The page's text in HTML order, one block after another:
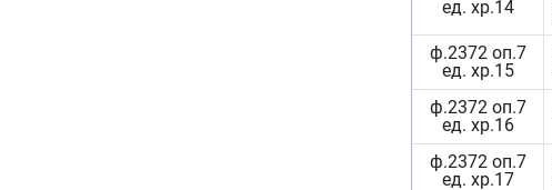
ед. хр.14
ф.2372 оп.7
ед. хр.15
ф.2372 оп.7
ед. хр.16
ф.2372 оп.7
ед. хр.17